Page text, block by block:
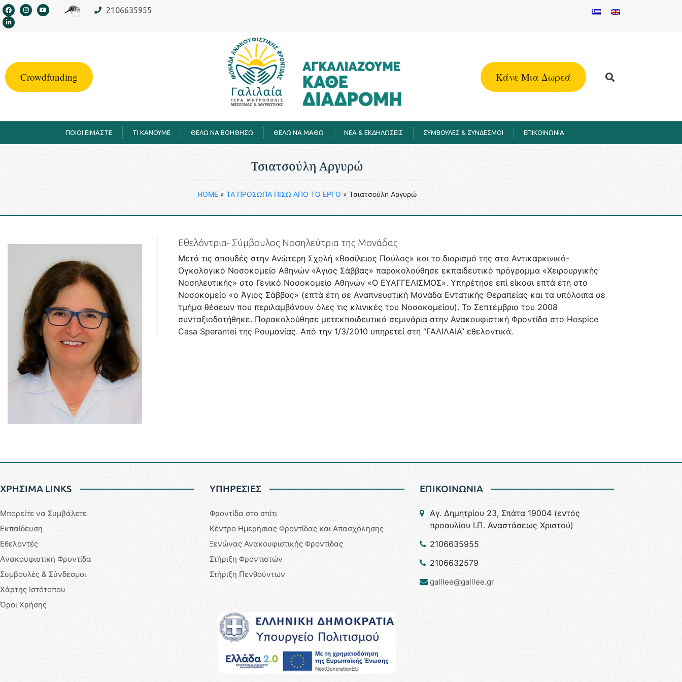
περιεχόμενο
2106635955
Crowdfunding Kάνε Μια Δωρεά
ΠΟΙΟΙ ΕΙΜΑΣΤΕ TI KANOYME ΘΕΛΩ ΝΑ ΒΟΗΘΗΣΩ ΘΕΛΩ ΝΑ ΜΑΘΩ ΝΕΑ & ΕΚΔΗΛΩΣΕΙΣ ΣΥΜΒΟΥΛΕΣ & ΣΥΝΔΕΣΜΟΙ EΠΙΚΟΙΝΩΝΙΑ
Τσιατσούλη Αργυρώ
HOME » ΤΑ ΠΡΟΣΩΠΑ ΠΙΣΩ ΑΠΟ ΤΟ ΕΡΓΟ » Τσιατσούλη Αργυρώ
Εθελόντρια- Σύμβουλος Νοσηλεύτρια της Μονάδας
Μετά τις σπουδές στην Ανώτερη Σχολή «Βασίλειος Παύλος» και το διορισμό της στο Αντικαρκινικό-
Ογκολογικό Νοσοκομείο Αθηνών «Άγιος Σάββας» παρακολούθησε εκπαιδευτικό πρόγραμμα «Χειρουργικής
Νοσηλευτικής» στο Γενικό Νοσοκομείο Αθηνών «Ο ΕΥΑΓΓΕΛΙΣΜΟΣ». Υπηρέτησε επί είκοσι επτά έτη στο
Νοσοκομείο «ο Άγιος Σάββας» (επτά έτη σε Αναπνευστική Μονάδα Εντατικής Θεραπείας και τα υπόλοιπα σε
τμήμα θέσεων που περιλαμβάνουν όλες τις κλινικές του Νοσοκομείου). Το Σεπτέμβριο του 2008
συνταξιοδοτήθηκε. Παρακολούθησε μετεκπαιδευτικά σεμινάρια στην Ανακουφιστική Φροντίδα στο Hospice
Casa Sperantei της Ρουμανίας. Από την 1/3/2010 υπηρετεί στη “ΓΑΛΙΛΑΙΑ” εθελοντικά.
ΧΡΗΣΙΜΑ LINKS
Μπορείτε να Συμβάλετε
Εκπαίδευση
Εθελοντές
Aνακουφιστική Φροντίδα
Συμβουλές & Σύνδεσμοι
Χάρτης Ιστότοπου
Όροι Χρήσης
YΠΗΡΕΣΙΕΣ
Φροντίδα στο σπίτι
Κέντρο Ημερήσιας Φροντίδας και Απασχόλησης
Ξενώνας Ανακουφιστικής Φροντίδας
Στήριξη Φροντιστών
Στήριξη Πενθούντων
ΕΠΙΚΟΙΝΩΝΙΑ
Aγ. Δημητρίου 23, Σπάτα 19004 (εντός
προαυλίου Ι.Π. Αναστάσεως Χριστού)
2106635955
2106632579
galilee@galilee.gr